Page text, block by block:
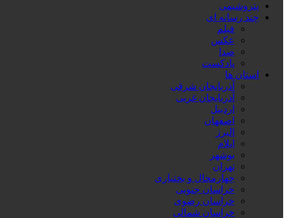
پتروشیمی
چند رسانه ای
فیلم
عکس
صدا
پادکست
استان ها
آذربایجان شرقی
آذربایجان غربی
اردبیل
اصفهان
البرز
ایلام
بوشهر
تهران
چهارمحال و بختیاری
خراسان جنوبی
خراسان رضوی
خراسان شمالی